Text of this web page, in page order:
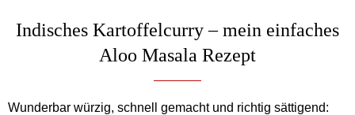
Indisches Kartoffelcurry – mein einfaches
Aloo Masala Rezept
Wunderbar würzig, schnell gemacht und richtig sättigend: